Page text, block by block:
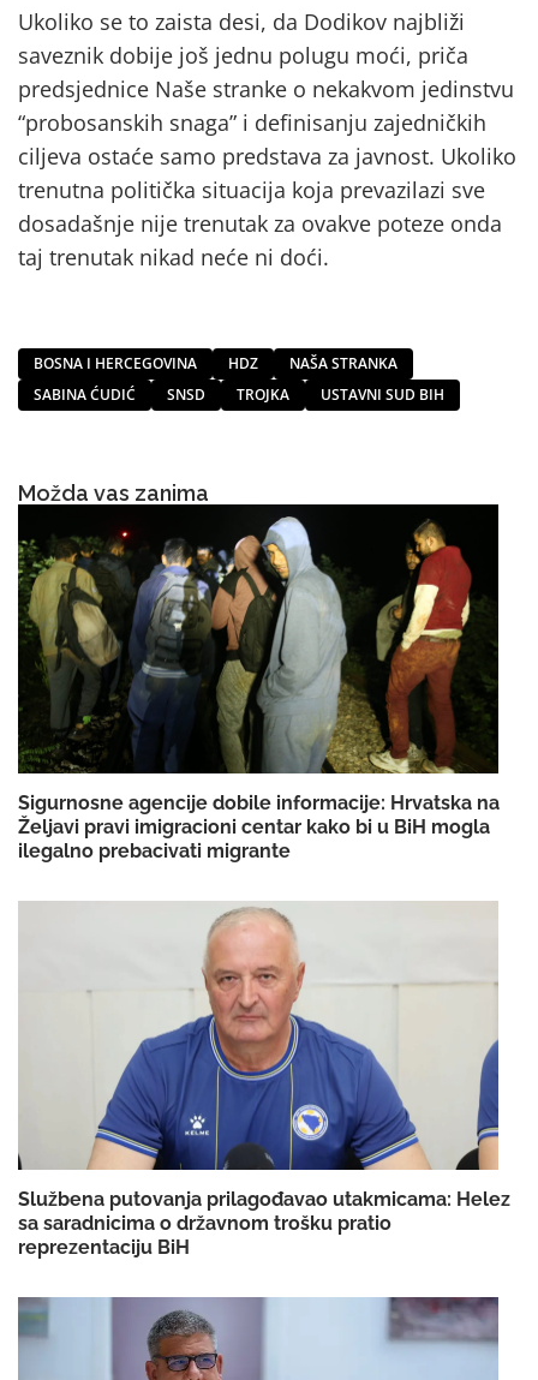
Ukoliko se to zaista desi, da Dodikov najbliži
saveznik dobije još jednu polugu moći, priča
predsjednice Naše stranke o nekakvom jedinstvu
“probosanskih snaga” i definisanju zajedničkih
ciljeva ostaće samo predstava za javnost. Ukoliko
trenutna politička situacija koja prevazilazi sve
dosadašnje nije trenutak za ovakve poteze onda
taj trenutak nikad neće ni doći.
BOSNA I HERCEGOVINA HDZ
NAŠA STRANKA
SABINA ĆUDIĆ
SNSD TROJKA USTAVNI SUD BIH
Možda vas zanima
Sigurnosne agencije dobile informacije: Hrvatska na
Željavi pravi imigracioni centar kako bi u BiH mogla
ilegalno prebacivati migrante
Službena putovanja prilagođavao utakmicama: Helez
sa saradnicima o državnom trošku pratio
reprezentaciju BiH